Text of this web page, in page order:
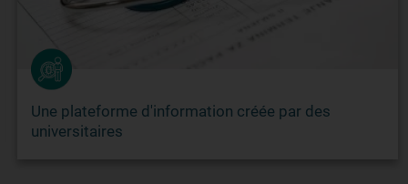
Une plateforme d'information créée par des
universitaires